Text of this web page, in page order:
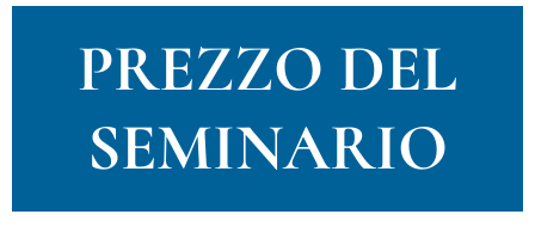
PREZZO DEL
SEMINARIO